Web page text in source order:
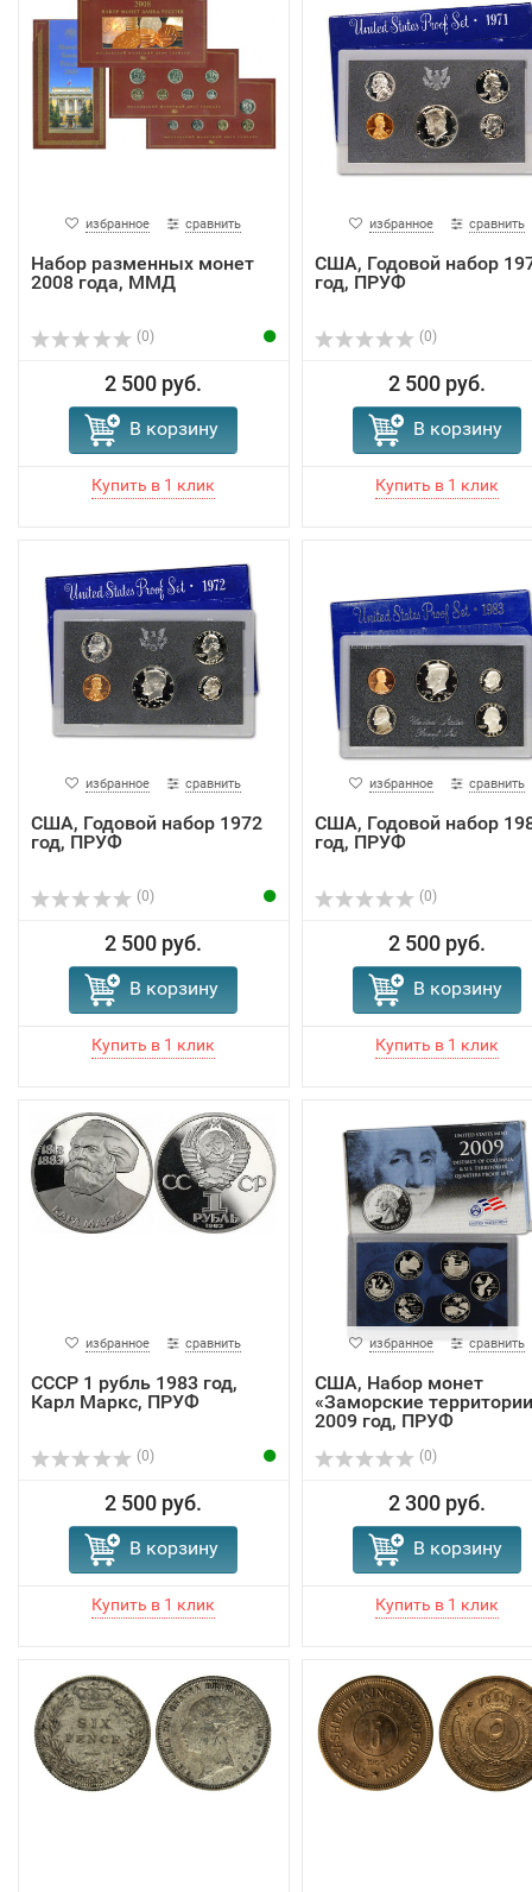
избранное сравнить
Набор разменных монет
2008 года, ММД
(0)
2 500 руб.
В корзину
избранное сравнить
США, Годовой набор
год, ПРУФ
(0)
2 500 руб.
В корзину
избранное сравнить
США, Годовой набор 1972
год, ПРУФ
(0)
2 500 руб.
В корзину
избранное сравнить
США, Годовой набор
год, ПРУФ
(0)
2 500 руб.
В корзину
избранное сравнить
СССР 1 рубль 1983 год,
Карл Маркс, ПРУФ
(0)
2 500 руб.
В корзину
избранное сравнить
США, Набор монет
«Заморские
2009 год, ПРУФ
(0)
2 300 руб.
В корзину